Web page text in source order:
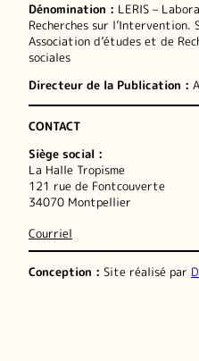
Dénomination : LERIS –
Recherches sur l’Intervention.
Association d’études et de
sociales
Directeur de la Publication :
CONTACT
Siège social :
La Halle Tropisme
121 rue de Fontcouverte
34070 Montpellier
Courriel
Conception : Site réalisé par